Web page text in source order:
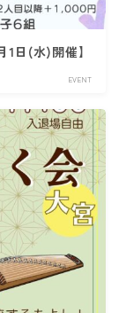
日(水)開催】
EVENT